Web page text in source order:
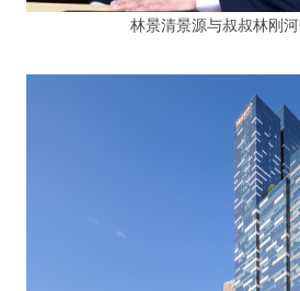
林景清景源与叔叔林刚